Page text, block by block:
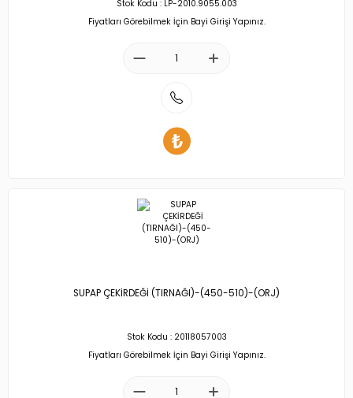
Stok Kodu : LP-2010.9055.003
Fiyatları Görebilmek İçin Bayi Girişi Yapınız.
SUPAP ÇEKİRDEĞİ (TIRNAĞI)-(450-510)-(ORJ)
Stok Kodu : 20118057003
Fiyatları Görebilmek İçin Bayi Girişi Yapınız.